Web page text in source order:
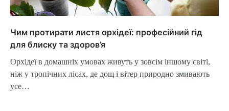
Чим протирати листя орхідеї: професійний гід
для блиску та здоров’я
Орхідеї в домашніх умовах живуть у зовсім іншому світі,
ніж у тропічних лісах, де дощ і вітер природно змивають
усе…